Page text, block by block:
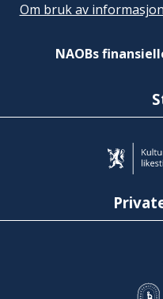
Om bruk av
NAOBs